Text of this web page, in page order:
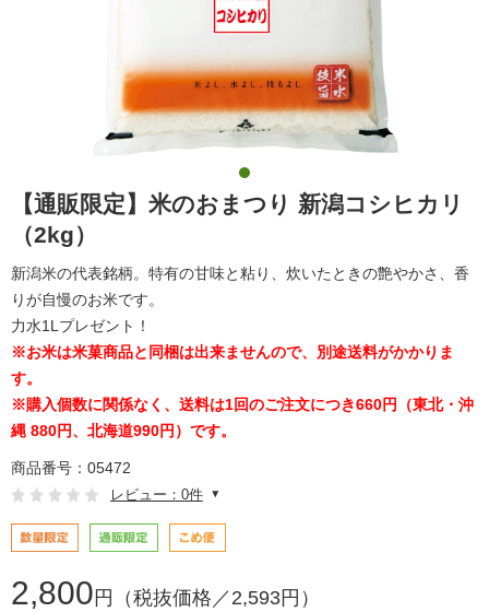
【通販限定】米のおまつり 新潟コシヒカリ
（2kg）
新潟米の代表銘柄。特有の甘味と粘り、炊いたときの艶やかさ、香
りが自慢のお米です。
力水1Lプレゼント！
※お米は米菓商品と同梱は出来ませんので、別途送料がかかりま
す。
※購入個数に関係なく、送料は1回のご注文につき660円（東北・沖
縄 880円、北海道990円）です。
商品番号：05472
レビュー：0件
2,800 円（税抜価格／2,593円）